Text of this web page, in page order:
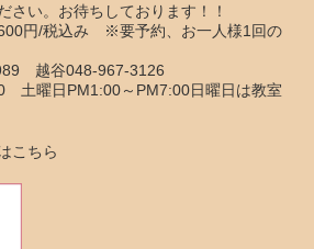
さい。お待ちしております！！
円/税込み ※要予約、お一人様1回の
越谷048-967-3126
土曜日PM1:00～PM7:00日曜日は教室
こちら